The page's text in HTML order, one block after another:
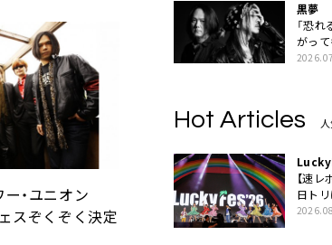
・ユニオン
スぞくぞく決定
黒夢
「恐
がって
Hot Articles
【速レ
日トリ